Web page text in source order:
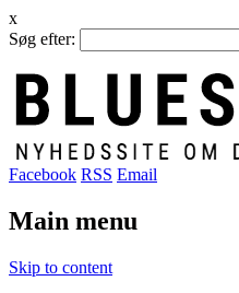
x
Søg efter:
Facebook RSS Email
Main menu
Skip to content